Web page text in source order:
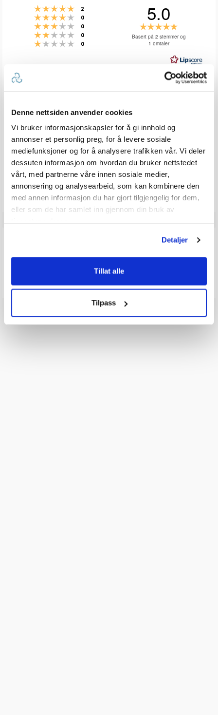
Denne nettsiden anvender cookies
Vi bruker informasjonskapsler for å gi innhold og
annonser et personlig preg, for å levere sosiale
mediefunksjoner og for å analysere trafikken vår. Vi deler
dessuten informasjon om hvordan du bruker nettstedet
vårt, med partnerne våre innen sosiale medier,
annonsering og analysearbeid, som kan kombinere den
med annen informasjon du har gjort tilgjengelig for dem,
eller som de har samlet inn gjennom din bruk av
Detaljer
Tillat alle
Tilpass
Karakter: 5 av 5 mulige
2
Karakter: 4 av 5 mulige
0
Karakter: 3 av 5 mulige
0
Karakter: 2 av 5 mulige
0
Karakter: 1 av 5 mulige
0
5.0
5.0
5
mulige
Basert på 2 stemmer og
1 omtaler
Forfatter:
Trond Falch
12. June 2025
5
VerifisertKJØPER
Omtaletekst:
Kjapt og greit
Liker
0stemmer
Vær oppmerksom på at noen kunder gir en rating uten å skrive en
review, og at antallet ratings derfor vil være forskjellig fra antall
reviews.